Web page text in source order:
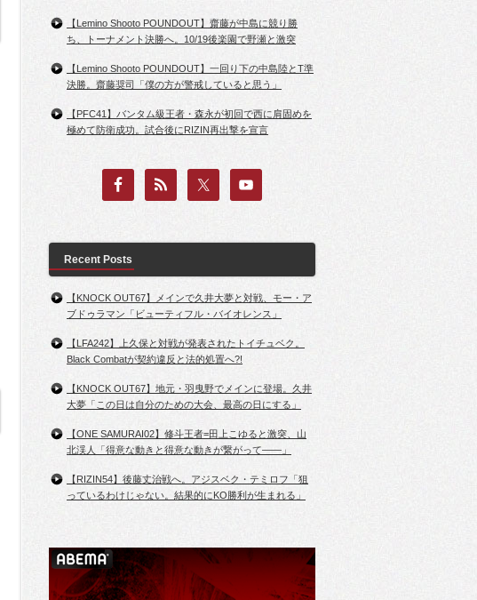
【Lemino Shooto POUNDOUT】齋藤が中島に競り勝
ち、トーナメント決勝へ。10/19後楽園で野瀬と激突
【Lemino Shooto POUNDOUT】一回り下の中島陸とT準
決勝。齋藤奨司「僕の方が警戒していると思う」
【PFC41】バンタム級王者・森永が初回で西に肩固めを
極めて防衛成功。試合後にRIZIN再出撃を宣言
Recent Posts
【KNOCK OUT67】メインで久井大夢と対戦、モー・ア
ブドゥラマン「ビューティフル・バイオレンス」
【LFA242】上久保と対戦が発表されたトイチュベク。
Black Combatが契約違反と法的処置へ?!
【KNOCK OUT67】地元・羽曳野でメインに登場。久井
大夢「この日は自分のための大会、最高の日にする」
【ONE SAMURAI02】修斗王者=田上こゆると激突、山
北渓人「得意な動きと得意な動きが繋がって――」
【RIZIN54】後藤丈治戦へ。アジスベク・テミロフ「狙
っているわけじゃない。結果的にKO勝利が生まれる」